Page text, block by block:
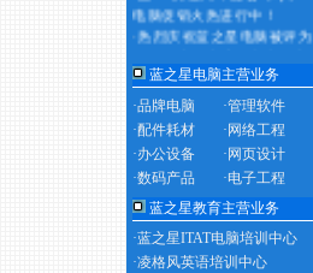
电脑促销火热进行中！
·热烈庆祝蓝之星电脑被评为
商！蓝之星电脑主营业务
·品牌电脑
·管理软件
·配件耗材
·网络工程
·办公设备
·网页设计
·数码产品
·电子工程
蓝之星教育主营业务
·蓝之星ITAT电脑培训中心
·凌格风英语培训中心